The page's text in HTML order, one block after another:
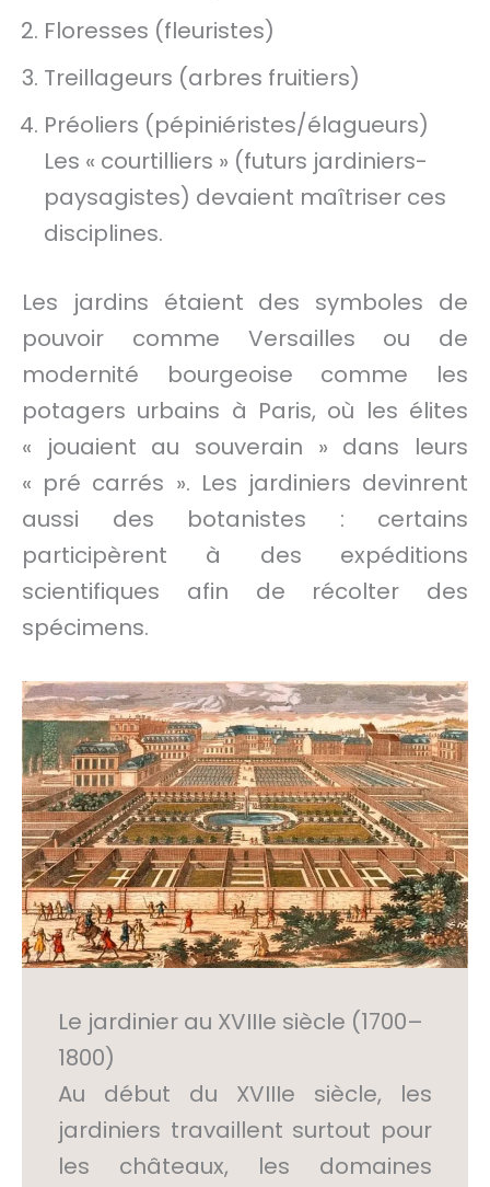
Floresses (fleuristes)
Treillageurs (arbres fruitiers)
Préoliers (pépiniéristes/élagueurs)
Les « courtilliers » (futurs jardiniers-
paysagistes) devaient maîtriser ces
disciplines.
Les jardins étaient des symboles de
pouvoir comme Versailles ou de
modernité bourgeoise comme les
potagers urbains à Paris, où les élites
« jouaient au souverain » dans leurs
« pré carrés ». Les jardiniers devinrent
aussi des botanistes : certains
participèrent à des expéditions
scientifiques afin de récolter des
spécimens.
Le jardinier au XVIIIe siècle (1700–
1800)
Au début du XVIIIe siècle, les
jardiniers travaillent surtout pour
les châteaux, les domaines